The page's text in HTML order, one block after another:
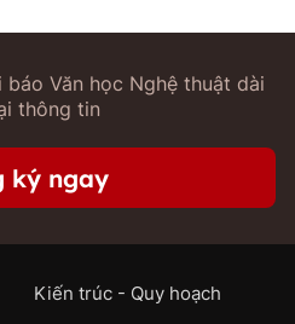
báo Văn học Nghệ thuật dài
thông tin
ký ngay
Kiến trúc - Quy hoạch